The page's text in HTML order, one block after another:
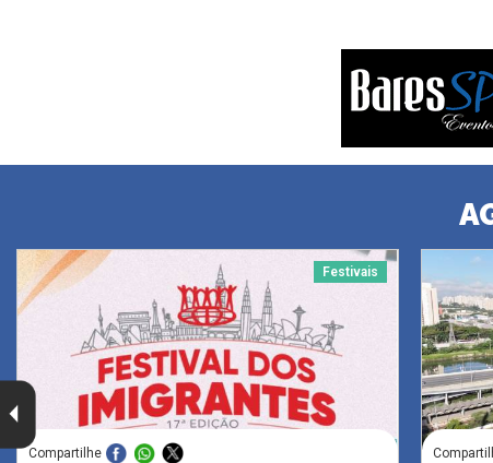
Festivais
Compartilhe